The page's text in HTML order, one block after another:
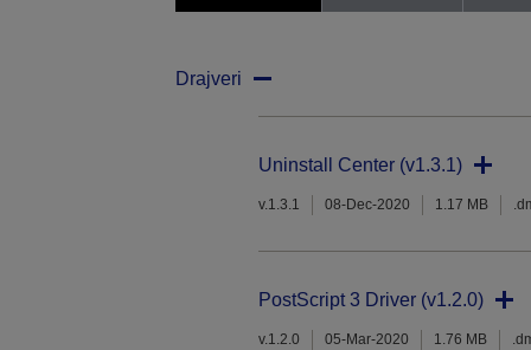
Drajveri
Uninstall Center (v1.3.1)
v.1.3.1 08-Dec-2020 1.17 MB
PostScript 3 Driver (v1.2.0)
v.1.2.0 05-Mar-2020 1.76 MB